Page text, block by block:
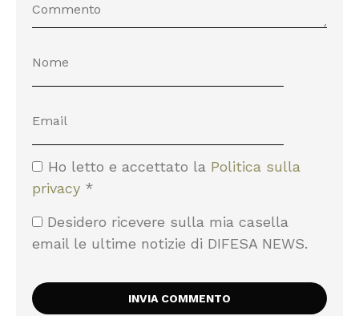
Ho letto e accettato la Politica sulla
privacy *
Desidero ricevere sulla mia casella
email le ultime notizie di DIFESA NEWS.